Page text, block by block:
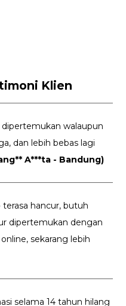
Klien
dipertemukan walaupun
dan lebih bebas lagi
A***ta - Bandung)
hancur, butuh
dipertemukan dengan
sekarang lebih
selama 14 tahun hilang